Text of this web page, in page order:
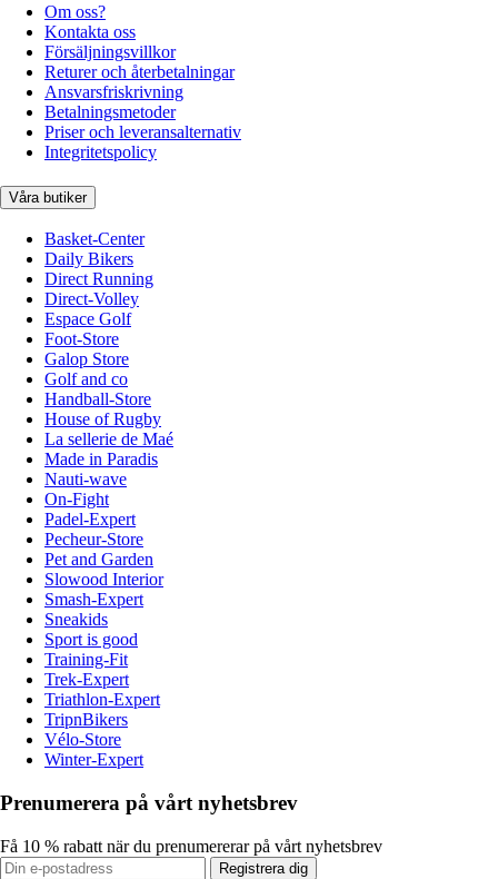
Om oss?
Kontakta oss
Försäljningsvillkor
Returer och återbetalningar
Ansvarsfriskrivning
Betalningsmetoder
Priser och leveransalternativ
Integritetspolicy
Våra butiker
Basket-Center
Daily Bikers
Direct Running
Direct-Volley
Espace Golf
Foot-Store
Galop Store
Golf and co
Handball-Store
House of Rugby
La sellerie de Maé
Made in Paradis
Nauti-wave
On-Fight
Padel-Expert
Pecheur-Store
Pet and Garden
Slowood Interior
Smash-Expert
Sneakids
Sport is good
Training-Fit
Trek-Expert
Triathlon-Expert
TripnBikers
Vélo-Store
Winter-Expert
Prenumerera på vårt nyhetsbrev
Få 10 % rabatt när du prenumererar på vårt nyhetsbrev
Registrera dig